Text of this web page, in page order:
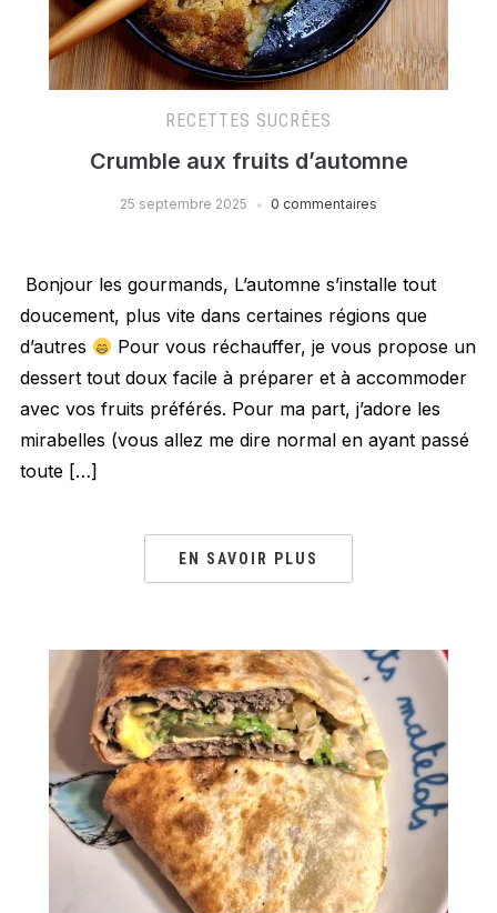
RECETTES SUCRÉES
Crumble aux fruits d’automne
25 septembre 2025 0 commentaires
Bonjour les gourmands, L’automne s’installe tout
doucement, plus vite dans certaines régions que
d’autres
Pour vous réchauffer, je vous propose un
dessert tout doux facile à préparer et à accommoder
avec vos fruits préférés. Pour ma part, j’adore les
mirabelles (vous allez me dire normal en ayant passé
toute […]
EN SAVOIR PLUS